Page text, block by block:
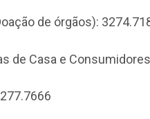
de órgãos):
de Casa e